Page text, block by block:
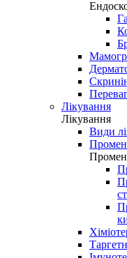
Лікування
Лікування
Види